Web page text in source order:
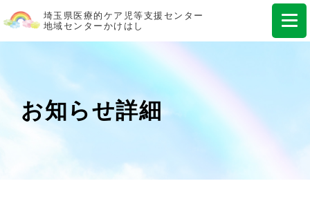
埼玉県医療的ケア児等支援センター
地域センターかけはし
お知らせ詳細